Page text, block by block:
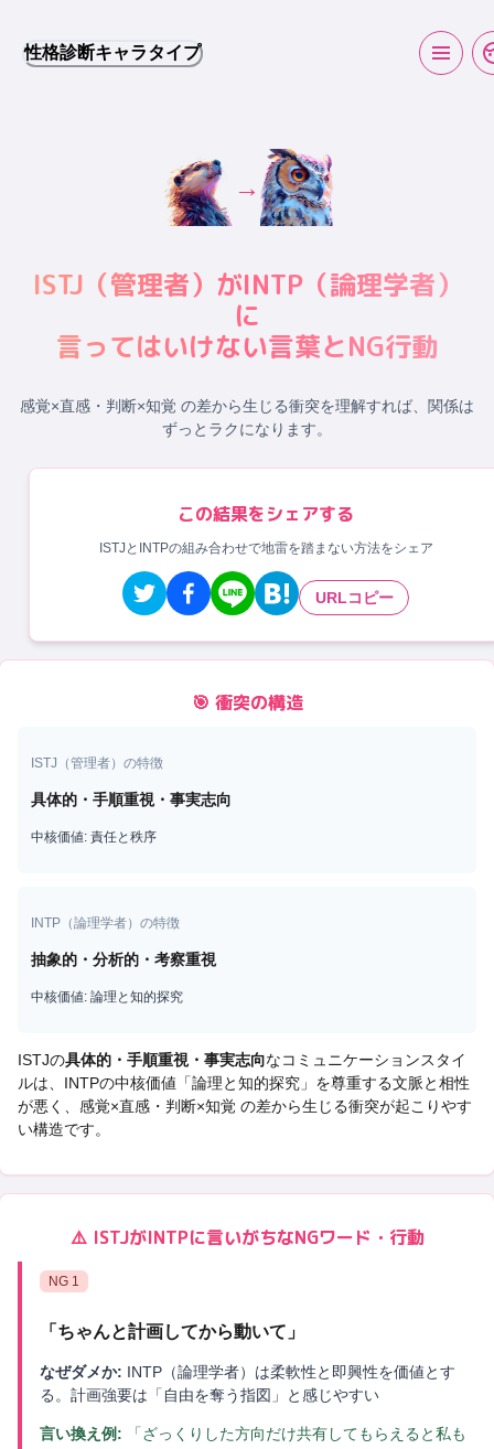
性格診断キャラタイプ
→
ISTJ （管理者）がINTP（論理学者）
に
言ってはいけない言葉とNG行動
感覚×直感・判断×知覚 の差から生じる衝突を理解すれば、関係は
ずっとラクになります。
この結果をシェアする
ISTJとINTPの組み合わせで地雷を踏まない方法をシェア
URLコピー
🎯 衝突の構造
ISTJ （管理者）の特徴
具体的・手順重視・事実志向
中核価値: 責任と秩序
INTP （論理学者）の特徴
抽象的・分析的・考察重視
中核価値: 論理と知的探究
ISTJの具体的・手順重視・事実志向なコミュニケーションスタイ
ルは、 INTPの中核価値「論理と知的探究 」を尊重する文脈と相性
が悪く、 感覚×直感・判断×知覚 の差から生じる衝突が起こりやす
い構造です。
⚠️ ISTJがINTPに言いがちなNGワード・行動
NG 1
「 ちゃんと計画してから動いて 」
なぜダメか: INTP（論理学者）は柔軟性と即興性を価値とす
る。計画強要は「自由を奪う指図」と感じやすい
言い換え例:
「ざっくりした方向だけ共有してもらえると私も